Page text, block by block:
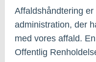
Affaldshåndtering
administration, der
med vores affald.
Offentlig